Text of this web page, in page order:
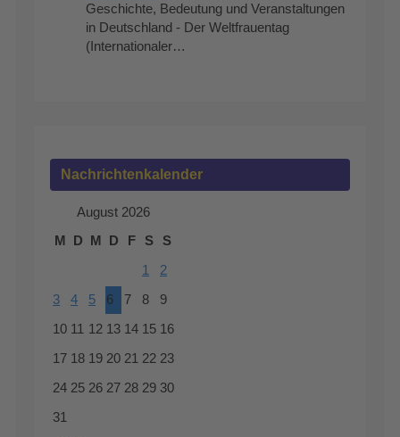
Geschichte, Bedeutung und Veranstaltungen
in Deutschland - Der Weltfrauentag
(Internationaler…
Nachrichtenkalender
August 2026
M
D M D F S S
1 2
3 4 5 6 7 8 9
10 11 12 13 14 15 16
17 18 19 20 21 22 23
24 25 26 27 28 29 30
31